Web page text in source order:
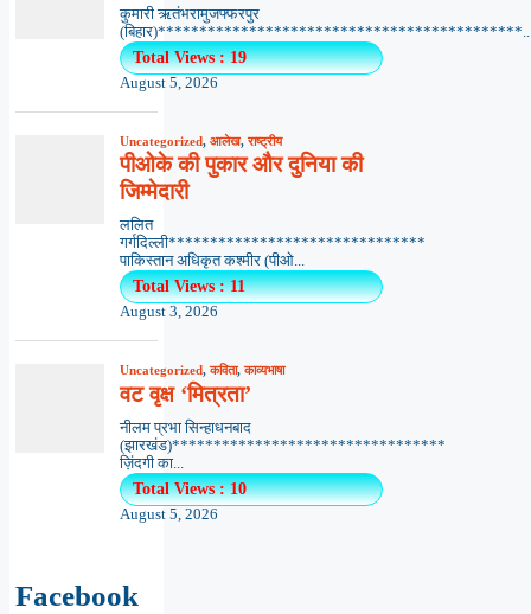
कुमारी ऋतंभरामुजफ्फरपुर
Total Views : 19
August 5, 2026
Uncategorized, आलेख,राष्ट्रीय
पीओके की पुकार और दुनिया की
जिम्मेदारी
ललित
गर्गदिल्ली*******************************
पाकिस्तान अधिकृत कश्मीर (पीओ...
Total Views : 11
August 3, 2026
Uncategorized,कविता,काव्यभाषा
वट वृक्ष ‘मित्रता’
नीलम प्रभा सिन्हाधनबाद
(झारखंड)*********************************
ज़िंदगी का...
Total Views : 10
August 5, 2026
Facebook